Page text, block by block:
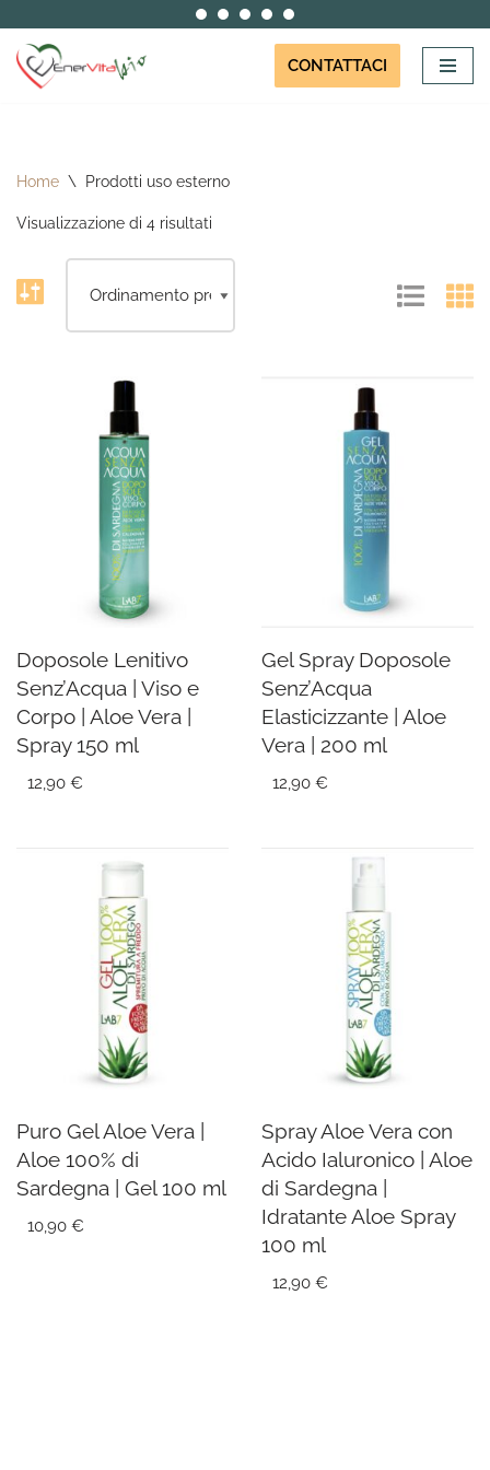
Vai
al
CONTATTACI
Home \ Prodotti uso esterno
Visualizzazione di 4 risultati
Doposole Lenitivo
Senz’Acqua | Viso e
Corpo | Aloe Vera |
Spray 150 ml
12,90 €
Gel Spray Doposole
Senz’Acqua
Elasticizzante | Aloe
Vera | 200 ml
12,90 €
Puro Gel Aloe Vera |
Aloe 100% di
Sardegna | Gel 100 ml
10,90 €
Spray Aloe Vera con
Acido Ialuronico | Aloe
di Sardegna |
Idratante Aloe Spray
100 ml
12,90 €